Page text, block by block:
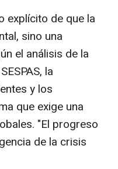
explícito de que la
sino una
el análisis de la
la
y los
que exige una
"El progreso
de la crisis